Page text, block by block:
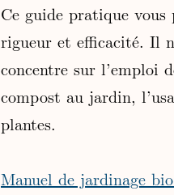
Ce guide pratique
rigueur et efficacité. Il
concentre sur l’emploi
compost au jardin,
plantes.
Manuel de jardinage